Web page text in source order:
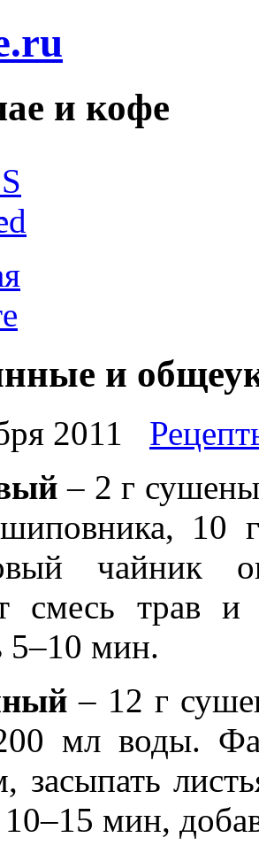
и кофе
и
2011
– 2 г
10
чайник
смесь трав
5–10 мин.
– 12 г
мл воды.
засыпать
10–15 мин,